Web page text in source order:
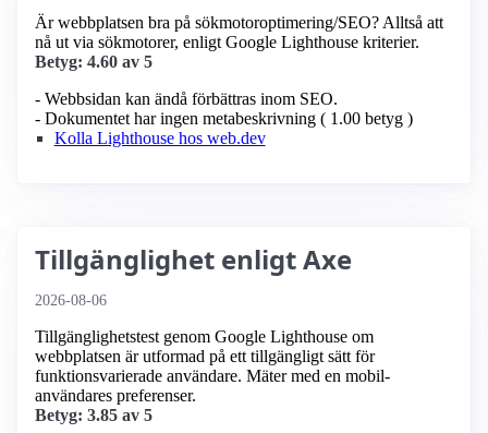
Är webbplatsen bra på sökmotoroptimering/SEO? Alltså att
nå ut via sökmotorer, enligt Google Lighthouse kriterier.
Betyg: 4.60 av 5
- Webbsidan kan ändå förbättras inom SEO.
- Dokumentet har ingen metabeskrivning ( 1.00 betyg )
Kolla Lighthouse hos web.dev
Tillgänglighet enligt Axe
2026-08-06
Tillgänglighetstest genom Google Lighthouse om
webbplatsen är utformad på ett tillgängligt sätt för
funktionsvarierade användare. Mäter med en mobil­
användares preferenser.
Betyg: 3.85 av 5